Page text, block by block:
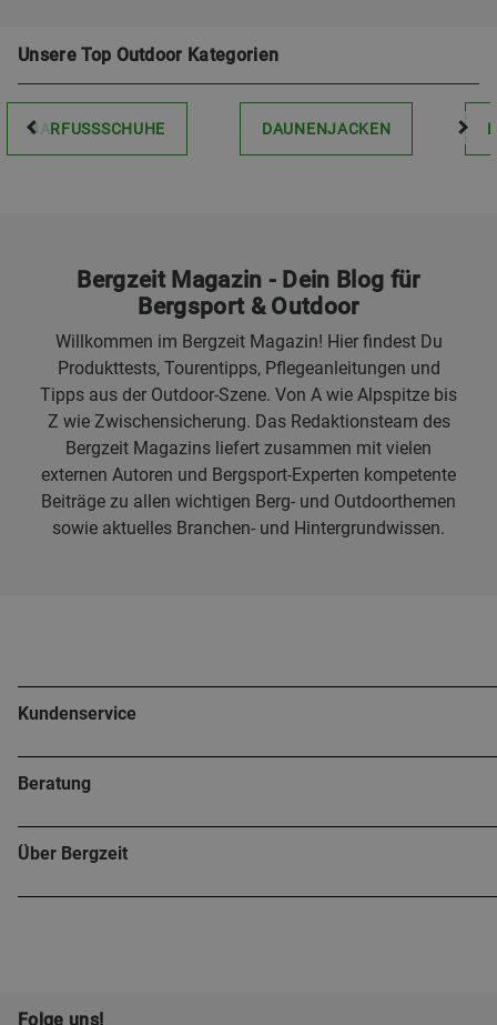
Unsere Top Outdoor Kategorien
BARFUSSSCHUHE DAUNENJACKEN
Bergzeit Magazin - Dein Blog für
Bergsport & Outdoor
Willkommen im Bergzeit Magazin! Hier findest Du
Produkttests, Tourentipps, Pflegeanleitungen und
Tipps aus der Outdoor-Szene. Von A wie Alpspitze bis
Z wie Zwischensicherung. Das Redaktionsteam des
Bergzeit Magazins liefert zusammen mit vielen
externen Autoren und Bergsport-Experten kompetente
Beiträge zu allen wichtigen Berg- und Outdoorthemen
sowie aktuelles Branchen- und Hintergrundwissen.
Kundenservice
Beratung
Über Bergzeit
Folge uns!